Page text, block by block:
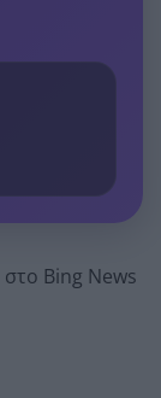
στο Bing News